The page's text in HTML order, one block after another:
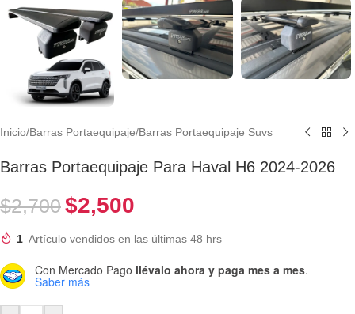
Inicio/Barras Portaequipaje/Barras Portaequipaje Suvs
Barras Portaequipaje Para Haval H6 2024-2026
$2,700$2,500
1 Artículo vendidos en las últimas 48 hrs
Con Mercado Pago llévalo ahora y paga mes a mes.
Saber más